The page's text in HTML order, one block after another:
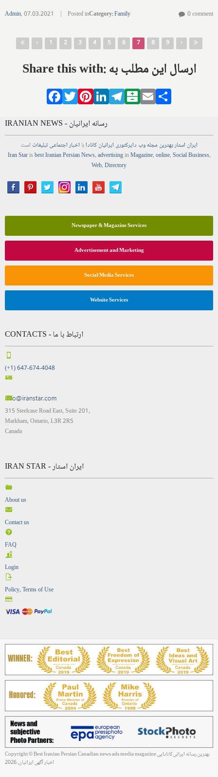
Admin,07.03.2021 | Posted inCategory:Family 0 comment
Pages
1 2 3 4 5 6 7 8 9
Share this with: ارسال این مطلب به
Facebook
TwitterPinterestLinkedIn
Telegram
Balatarin
Email
IRANIAN NEWS - رسانه ایرانیان
ایران استاربهترین مجلهوب دایرکتوری ایرانیان کانادابا اخباراجتماعیتبلیغات است
Iran Starisbest Iranian PersianNews,advertisinginMagazine,online,Social Business,
Web,Directory
Newspaper & Magazine Services
Advertisement and Marketing
Social Media Services
Website Services
CONTACTS - ارتباط با ما
(+1) 647-674-4048
315 Steelcase Road East, Suite 201,
Markham, Ontario, L3R 2R5
Canada
IRAN STAR - ایران استار
About us
Contact us
FAQ
Login
Policy, Terms of Use
Copyright © Best Iranian Persian Canadian news ads media magazine بهترین رسانه ایرانی کانادایی
اخبار آگهی ایرانیان, 2026